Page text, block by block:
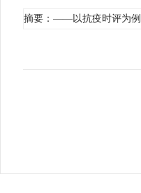
摘要：——以抗疫时评为例